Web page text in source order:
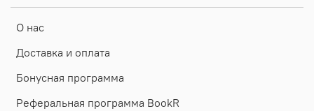
О нас
Доставка и оплата
Бонусная программа
Реферальная программа BookR